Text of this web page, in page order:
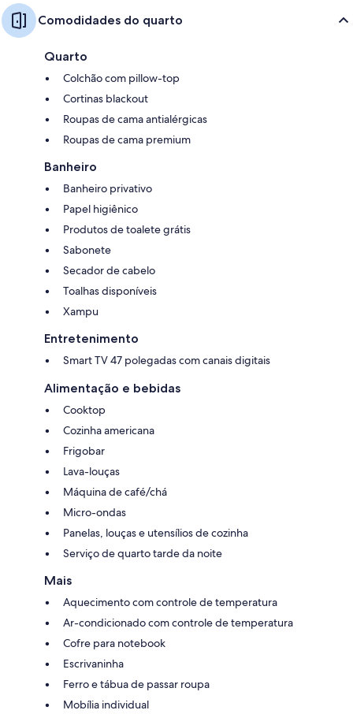
Comodidades do quarto
Quarto
Colchão com pillow-top
Cortinas blackout
Roupas de cama antialérgicas
Roupas de cama premium
Banheiro
Banheiro privativo
Papel higiênico
Produtos de toalete grátis
Sabonete
Secador de cabelo
Toalhas disponíveis
Xampu
Entretenimento
Smart TV 47 polegadas com canais digitais
Alimentação e bebidas
Cooktop
Cozinha americana
Frigobar
Lava-louças
Máquina de café/chá
Micro-ondas
Panelas, louças e utensílios de cozinha
Serviço de quarto tarde da noite
Mais
Aquecimento com controle de temperatura
Ar-condicionado com controle de temperatura
Cofre para notebook
Escrivaninha
Ferro e tábua de passar roupa
Mobília individual